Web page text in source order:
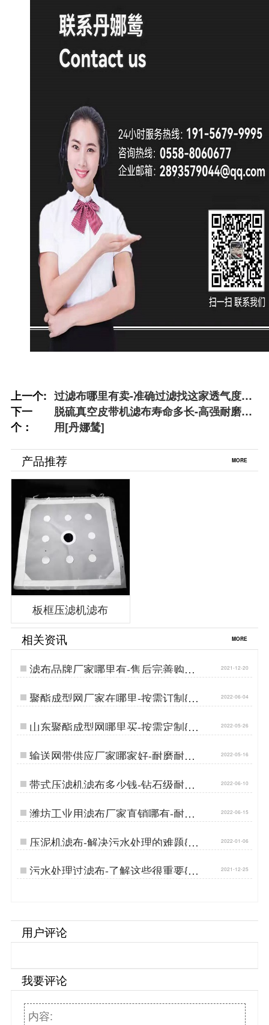
上一个: 过滤布哪里有卖-准确过滤找这家透气度适
中[丹娜鸶]
下一
个：
脱硫真空皮带机滤布寿命多长-高强耐磨耐
用[丹娜鸶]
产品推荐 MORE
板框压滤机滤布
相关资讯 MORE
滤布品牌厂家哪里有-售后完善购买
方便{丹娜鸶过滤}…
2021-12-20
聚酯成型网厂家在哪里-按需订制{丹
娜鸶过滤}…
2022-06-04
山东聚酯成型网哪里买-按需定制{丹
娜鸶过滤}…
2022-05-26
输送网带供应厂家哪家好-耐磨耐温
{丹娜鸶过滤}…
2022-05-16
带式压滤机滤布多少钱-钻石级耐磨
损{丹娜鸶过滤}…
2022-06-10
潍坊工业用滤布厂家直销哪有-耐磨
损经久耐用{丹娜鸶过滤}…
2022-06-15
压泥机滤布-解决污水处理的难题{丹
娜鸶过滤}…
2022-01-06
污水处理过滤布-了解这些很重要{丹
娜鸶过滤}…
2021-12-25
用户评论
我要评论